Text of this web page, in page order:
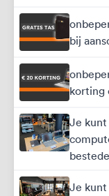
bij
korting
Je kunt
Je kunt